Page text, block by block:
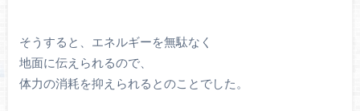
そうすると、エネルギーを無駄なく
地面に伝えられるので、
体力の消耗を抑えられるとのことでした。